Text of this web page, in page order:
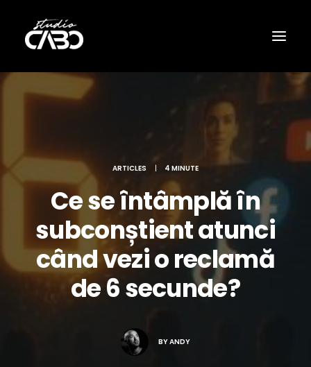
ARTICLES | 4 MINUTE
Ce se întâmplă în
subconștient atunci
când vezi o reclamă
de 6 secunde?
BYANDY